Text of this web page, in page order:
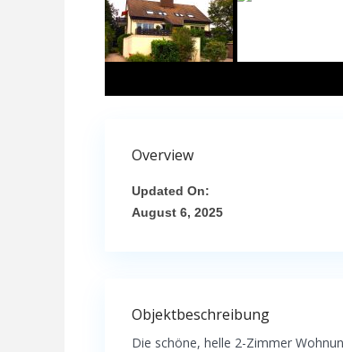
Overview
Updated On:
August 6, 2025
Objektbeschreibung
Die schöne, helle 2-Zimmer